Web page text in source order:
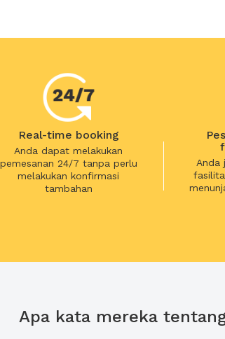
Real-time booking
Anda dapat melakukan
pemesanan 24/7 tanpa perlu
melakukan konfirmasi
tambahan
Anda
Apa kata mereka